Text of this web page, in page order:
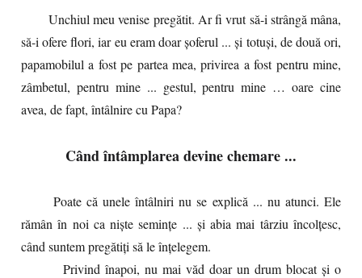
Unchiul meu venise pregătit. Ar fi vrut să-i strângă mâna,
să-i ofere flori, iar eu eram doar șoferul ... și totuși, de două ori,
papamobilul a fost pe partea mea, privirea a fost pentru mine,
zâmbetul, pentru mine ... gestul, pentru mine … oare cine
avea, de fapt, întâlnire cu Papa?
Când întâmplarea devine chemare ...
Poate că unele întâlniri nu se explică ... nu atunci. Ele
rămân în noi ca niște semințe ... și abia mai târziu încolțesc,
când suntem pregătiți să le înțelegem.
Privind înapoi, nu mai văd doar un drum blocat și o